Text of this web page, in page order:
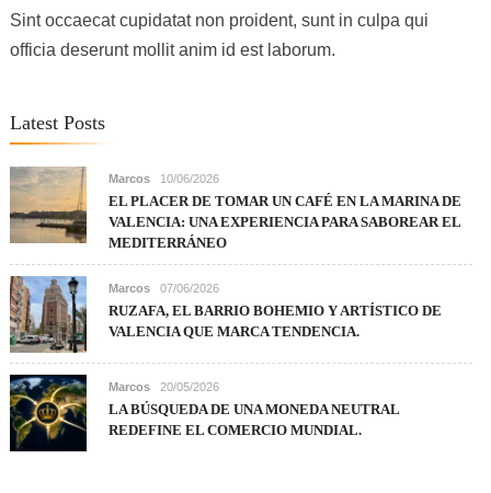
Sint occaecat cupidatat non proident, sunt in culpa qui
officia deserunt mollit anim id est laborum.
Latest Posts
Marcos 10/06/2026
EL PLACER DE TOMAR UN CAFÉ EN LA MARINA DE
VALENCIA: UNA EXPERIENCIA PARA SABOREAR EL
MEDITERRÁNEO
Marcos 07/06/2026
RUZAFA, EL BARRIO BOHEMIO Y ARTÍSTICO DE
VALENCIA QUE MARCA TENDENCIA.
Marcos 20/05/2026
LA BÚSQUEDA DE UNA MONEDA NEUTRAL
REDEFINE EL COMERCIO MUNDIAL.